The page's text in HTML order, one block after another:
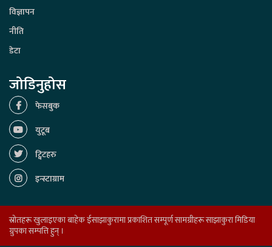
विज्ञापन
नीति
डेटा
जोडिनुहोस
फेसबुक
युटूब
ट्विटहरु
इन्स्टाग्राम
स्रोतहरू खुलाइएका बाहेक ईसाझाकुरामा प्रकाशित सम्पूर्ण सामग्रीहरू साझाकुरा मिडिया
ग्रुपका सम्पत्ति हुन् ।